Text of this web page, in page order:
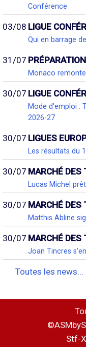
Conférence
03/08 LIGUE
Qui en barrage
31/07
Monaco
30/07 LIGUE
Mode d'emploi :
2026-27
30/07 LIGUES
Les résultats du
30/07 MARCHÉ DES
Lucas Michel
30/07 MARCHÉ DES
Matthis Abline
30/07 MARCHÉ DES
Joan Tincres
Toutes les news...
Stf-